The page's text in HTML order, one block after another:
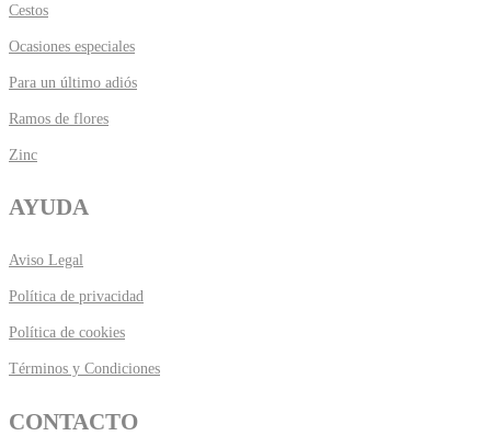
Cestos
Ocasiones especiales
Para un último adiós
Ramos de flores
Zinc
AYUDA
Aviso Legal
Política de privacidad
Política de cookies
Términos y Condiciones
CONTACTO